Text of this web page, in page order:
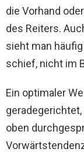
die Vorhand
des Reiters.
sieht man
schief, nicht im
Ein optimaler
oben